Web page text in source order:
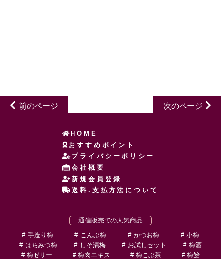
前のページ 次のページ
HOME
おすすめポイント
プライバシーポリシー
会社概要
新規会員登録
送料.支払方法について
通信販売での人気商品
手造り梅
こんぶ梅 かつお梅
小梅
はちみつ梅
しそ漬梅 お試しセット
梅酒
梅ゼリー
梅肉エキス 梅こぶ茶 梅飴